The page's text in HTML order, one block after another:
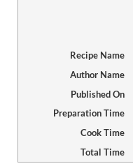
Recipe Name
Author Name
Published On
Preparation Time
Cook Time
Total Time